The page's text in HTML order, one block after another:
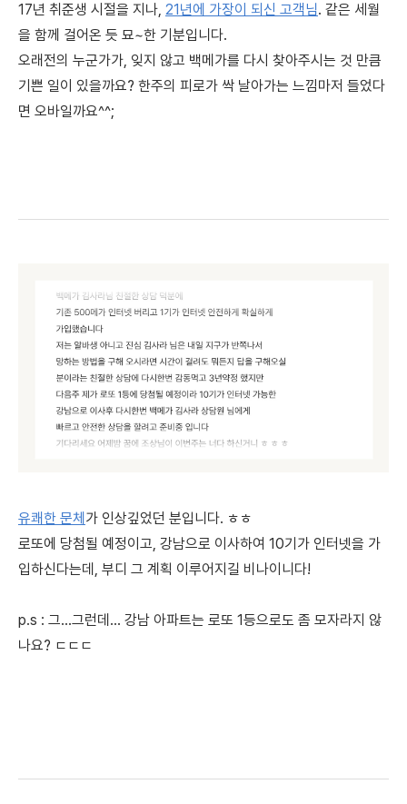
17년 취준생 시절을 지나, 21년에 가장이 되신 고객님. 같은 세월
을 함께 걸어온 듯 묘~한 기분입니다.
오래전의 누군가가, 잊지 않고 백메가를 다시 찾아주시는 것 만큼
기쁜 일이 있을까요? 한주의 피로가 싹 날아가는 느낌마저 들었다
면 오바일까요^^;
유쾌한 문체 가 인상깊었던 분입니다. ㅎㅎ
로또에 당첨될 예정이고, 강남으로 이사하여 10기가 인터넷을 가
입하신다는데, 부디 그 계획 이루어지길 비나이니다!
p.s : 그...그런데... 강남 아파트는 로또 1등으로도 좀 모자라지 않
나요? ㄷㄷㄷ